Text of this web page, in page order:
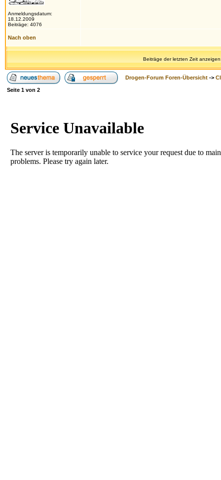
Anmeldungsdatum:
18.12.2009
Beiträge: 4076
Nach oben
Beiträge der letzten Zeit
Drogen-Forum Foren-Übersicht ->
Seite 1 von 2